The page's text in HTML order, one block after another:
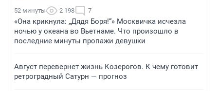
52 минуты 2 198 7
«Она крикнула: „Дядя Боря!“» Москвичка исчезла
ночью у океана во Вьетнаме. Что произошло в
последние минуты пропажи девушки
Август перевернет жизнь Козерогов. К чему готовит
ретроградный Сатурн — прогноз